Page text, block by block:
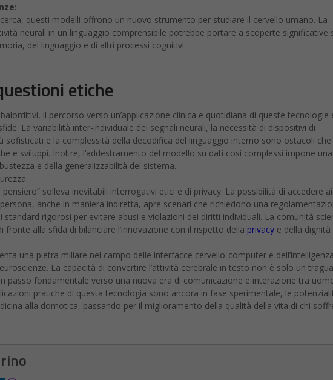
questi modelli offrono un nuovo strumento per studiare il cervello umano. La
neurali in un linguaggio comprensibile potrebbe portare a scoperte significative
del linguaggio e di altri processi cognitivi.
etiche
il percorso verso un’applicazione clinica e quotidiana di queste tecnologie
La variabilità inter-individuale dei segnali neurali, la necessità di dispositivi di
sofisticati e la complessità della decodifica del linguaggio interno sono ostacoli che
e sviluppi. Inoltre, l’addestramento del modello su dati così complessi impone una
e della generalizzabilità del sistema.
pensiero” solleva inevitabili interrogativi etici e di privacy. La possibilità di accedere ai
anche in maniera indiretta, apre scenari che richiedono una
standard rigorosi per evitare abusi e violazioni dei diritti individuali. La comunità
fronte alla sfida di bilanciare l’innovazione con il rispetto della privacy e della dignità
una pietra miliare nel campo delle interfacce cervello-computer e dell’intelligenza
La capacità di convertire l’attività cerebrale in testo non è solo un
passo fondamentale verso una nuova era di comunicazione e interazione tra
pratiche di questa tecnologia sono ancora in fase sperimentale, le
alla domotica, passando per il miglioramento della qualità della vita di chi